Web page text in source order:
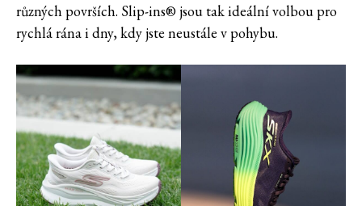
různých površích. Slip-ins® jsou tak ideální volbou pro
rychlá rána i dny, kdy jste neustále v pohybu.